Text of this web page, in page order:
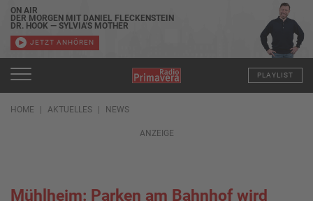
ON AIR
DER MORGEN MIT DANIEL FLECKENSTEIN
DR. HOOK — SYLVIA'S MOTHER
JETZT ANHÖREN
PLAYLIST
HOME AKTUELLES NEWS
ANZEIGE
Mühlheim: Parken am Bahnhof wird